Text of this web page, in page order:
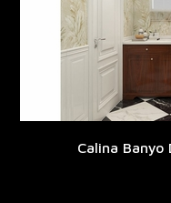
Calina Banyo